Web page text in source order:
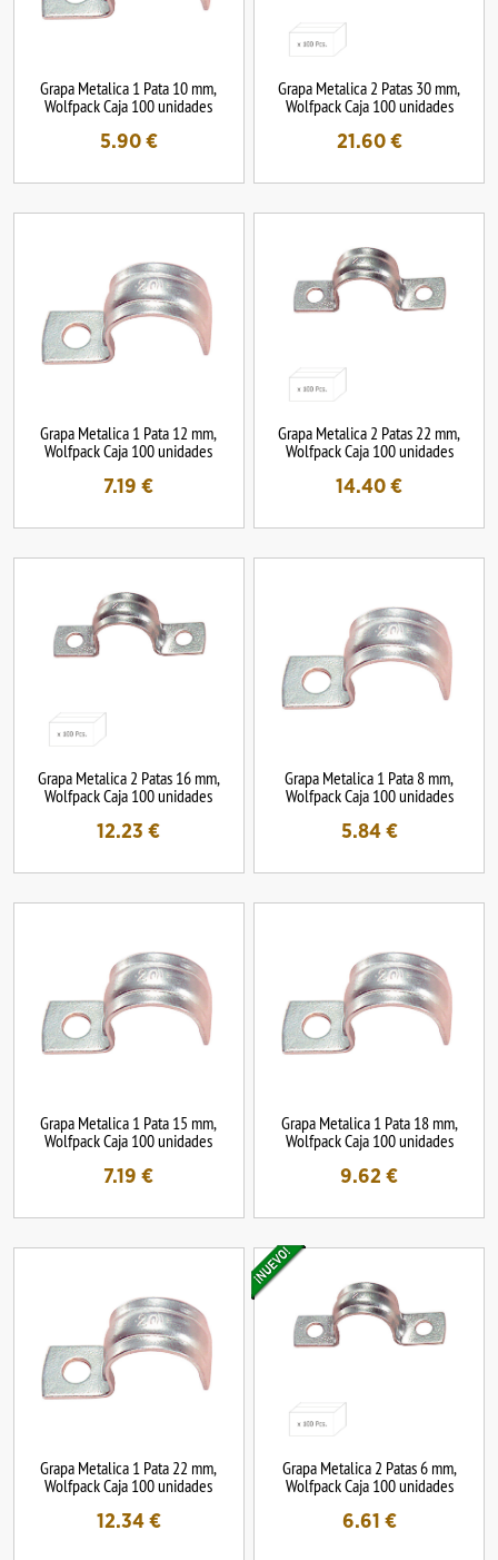
Grapa Metalica 1 Pata 10 mm,
Wolfpack Caja 100 unidades
5.90€
Grapa Metalica 2 Patas 30 mm,
Wolfpack Caja 100 unidades
21.60€
Grapa Metalica 1 Pata 12 mm,
Wolfpack Caja 100 unidades
7.19 €
Grapa Metalica 2 Patas 22 mm,
Wolfpack Caja 100 unidades
14.40 €
Grapa Metalica 2 Patas 16 mm,
Wolfpack Caja 100 unidades
12.23 €
Grapa Metalica 1 Pata 8 mm,
Wolfpack Caja 100 unidades
5.84€
Grapa Metalica 1 Pata 15 mm,
Wolfpack Caja 100 unidades
7.19 €
Grapa Metalica 1 Pata 18 mm,
Wolfpack Caja 100 unidades
9.62 €
Grapa Metalica 1 Pata 22 mm,
Wolfpack Caja 100 unidades
12.34€
Grapa Metalica 2 Patas 6 mm,
Wolfpack Caja 100 unidades
6.61 €